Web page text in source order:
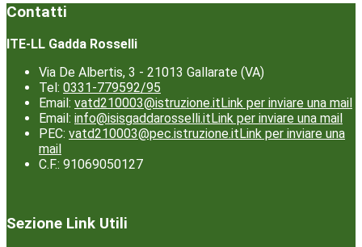
Contatti
ITE-LL Gadda Rosselli
Via De Albertis, 3 - 21013 Gallarate (VA)
Tel: 0331-779592/95
Email: vatd210003@istruzione.itLink per inviare una mail
Email: info@isisgaddarosselli.itLink per inviare una mail
PEC: vatd210003@pec.istruzione.itLink per inviare una
mail
C.F.: 91069050127
Sezione Link Utili